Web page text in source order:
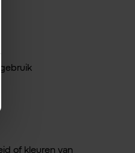
of kleuren van